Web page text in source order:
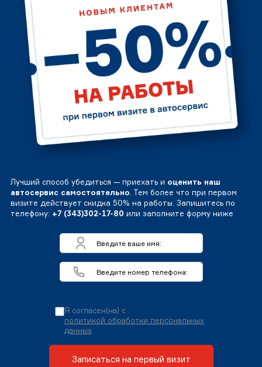
Лучший способ убедиться — приехать и оценить наш
автосервис самостоятельно. Тем более что при первом
визите действует скидка 50% на работы. Запишитесь по
телефону: +7 (343)302-17-80 или заполните форму ниже
Я согласен(на) с
политикой обработки персональных
данных
Записаться на первый визит